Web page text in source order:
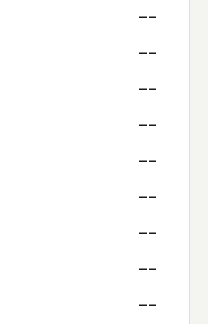
--
--
--
--
--
--
--
--
--